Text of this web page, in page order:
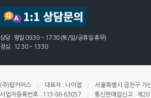
상담 : 평일 09:30 ~ 17:30 (토/일/공휴일 휴무)
점심 : 12:30 ~ 13:30
(주)탑커머스 대표자 : 나이엽
서울특별시 금천구 가
사업자등록번호 : 113-86-63057
통신판매업신고 : 제